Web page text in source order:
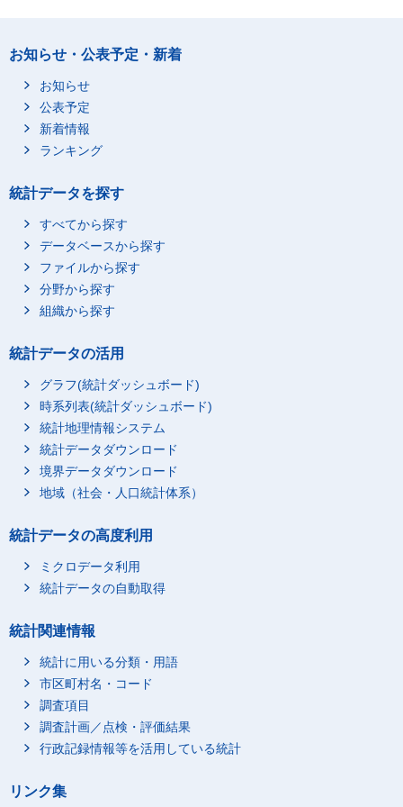
お知らせ・公表予定・新着
お知らせ
公表予定
新着情報
ランキング
統計データを探す
すべてから探す
データベースから探す
ファイルから探す
分野から探す
組織から探す
統計データの活用
グラフ(統計ダッシュボード)
時系列表(統計ダッシュボード)
統計地理情報システム
統計データダウンロード
境界データダウンロード
地域（社会・人口統計体系）
統計データの高度利用
ミクロデータ利用
統計データの自動取得
統計関連情報
統計に用いる分類・用語
市区町村名・コード
調査項目
調査計画／点検・評価結果
行政記録情報等を活用している統計
リンク集